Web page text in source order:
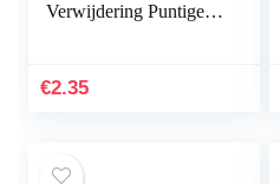
Verwijdering Puntige
Gereedschap Mee-eter
€2.35